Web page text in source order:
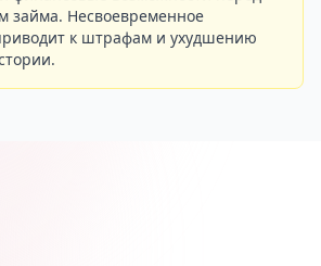
займа. Несвоевременное
к штрафам и ухудшению